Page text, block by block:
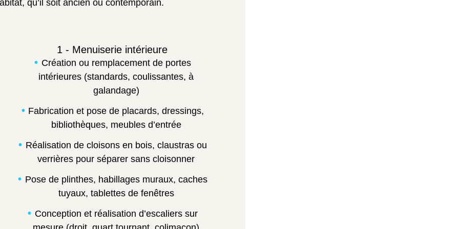
qu’il soit ancien ou contemporain.
1 - Menuiserie intérieure
Création ou remplacement de portes
intérieures (standards, coulissantes, à
galandage)
Fabrication et pose de placards, dressings,
bibliothèques, meubles d’entrée
Réalisation de cloisons en bois, claustras ou
verrières pour séparer sans cloisonner
Pose de plinthes, habillages muraux, caches
tuyaux, tablettes de fenêtres
Conception et réalisation d’escaliers sur